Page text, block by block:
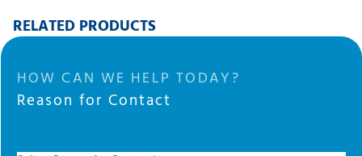
RELATED PRODUCTS
HOW CAN WE HELP TODAY?
Reason for Contact